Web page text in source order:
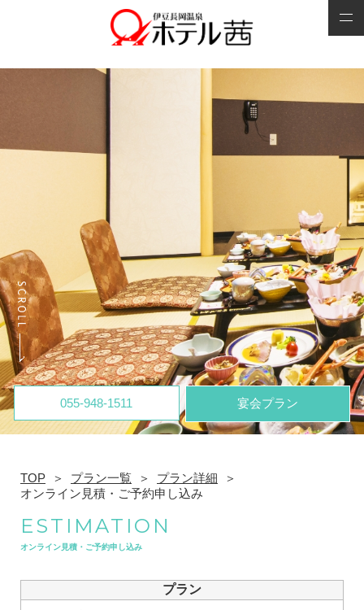
055-948-1511 宴会プラン
TOP プラン一覧
プラン詳細
オンライン見積・ご予約申し込み
ESTIMATION
オンライン見積・ご予約申し込み
プラン